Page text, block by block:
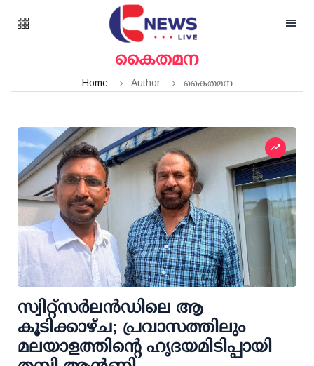
കൈതമന
Home Author കൈതമന
സ്വിറ്റ്സർലൻഡിലെ ആ
കൂടിക്കാഴ്ച; പ്രവാസത്തിലും
മലയാളത്തിന്റെ ഹൃദയമിടിപ്പായി